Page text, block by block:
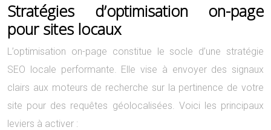
Stratégies d’optimisation on-page
pour sites locaux
L’optimisation on-page constitue le socle d’une stratégie
SEO locale performante. Elle vise à envoyer des signaux
clairs aux moteurs de recherche sur la pertinence de votre
site pour des requêtes géolocalisées. Voici les principaux
leviers à activer :